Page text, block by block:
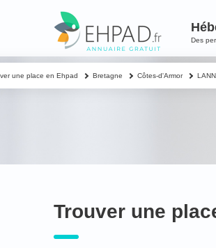
Des
Trouver une
une place en Ehpad Bretagne Côtes-d'Armor